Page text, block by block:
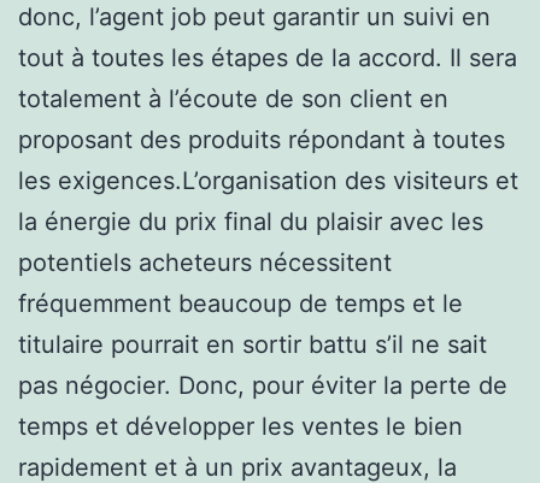
donc, l’agent job peut garantir un suivi en
tout à toutes les étapes de la accord. Il sera
totalement à l’écoute de son client en
proposant des produits répondant à toutes
les exigences.L’organisation des visiteurs et
la énergie du prix final du plaisir avec les
potentiels acheteurs nécessitent
fréquemment beaucoup de temps et le
titulaire pourrait en sortir battu s’il ne sait
pas négocier. Donc, pour éviter la perte de
temps et développer les ventes le bien
rapidement et à un prix avantageux, la